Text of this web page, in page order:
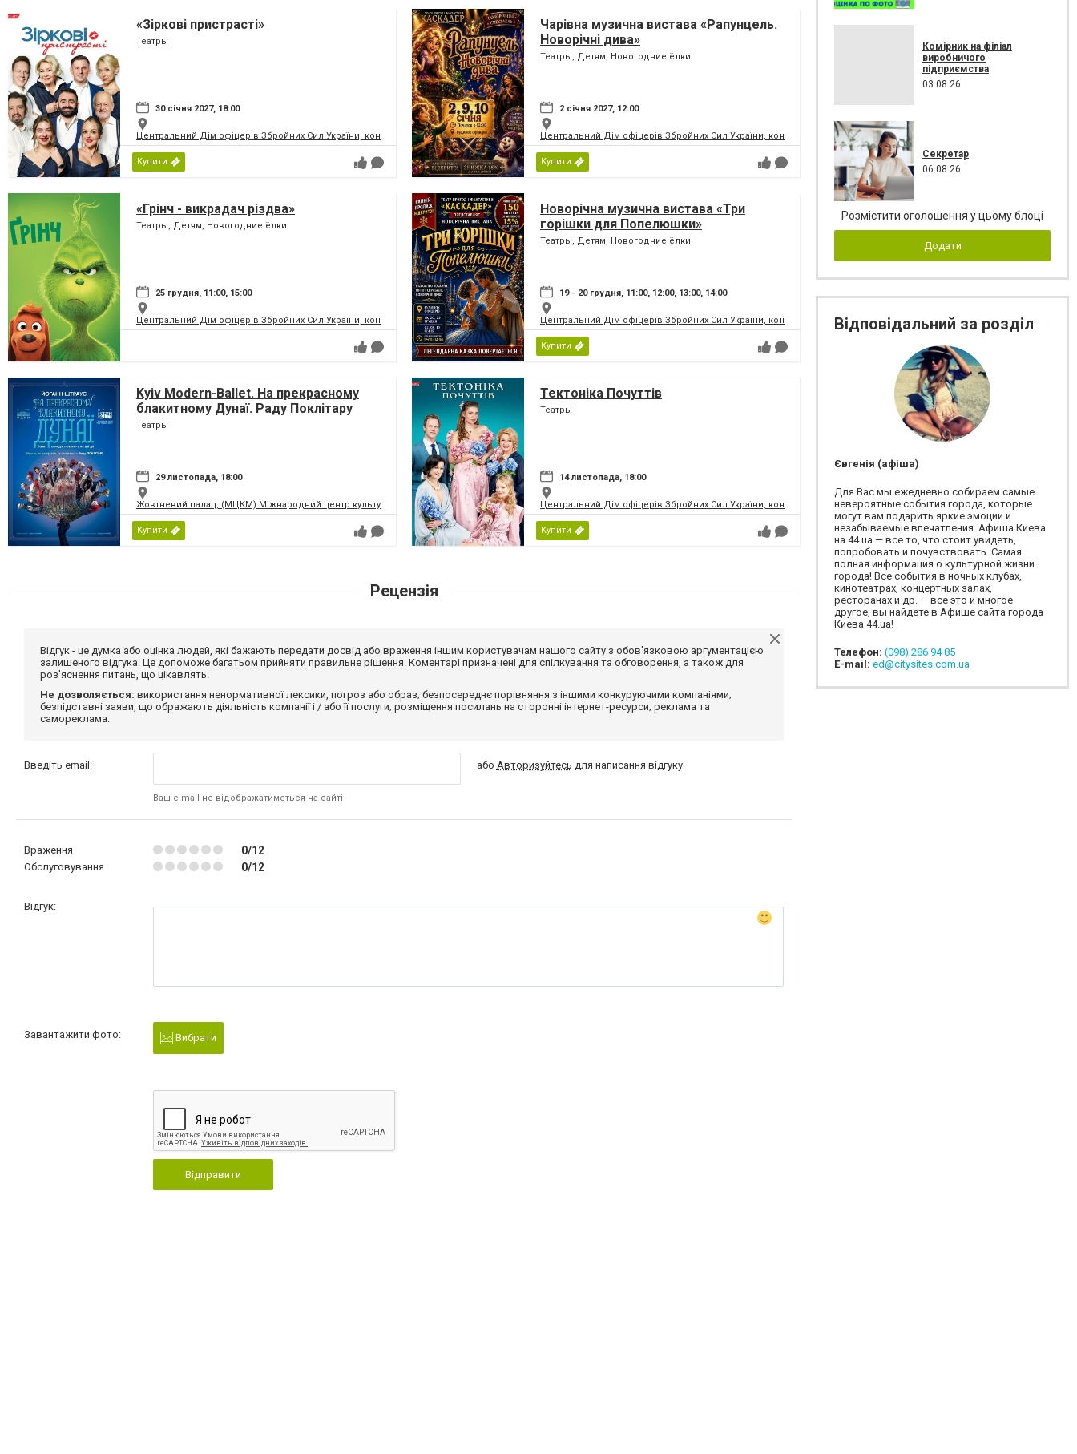
«Зіркові пристрасті»
Театры
30 січня 2027, 18:00
Центральний Дім офіцерів Збройних Сил України, концертний зал
Купити
Чарівна музична вистава «Рапунцель.
Новорічні дива»
Театры, Детям, Новогодние ёлки
2 січня 2027, 12:00
Центральний Дім офіцерів Збройних Сил України, концертний зал
Купити
«Грінч - викрадач різдва»
Театры, Детям, Новогодние ёлки
25 грудня, 11:00, 15:00
Центральний Дім офіцерів Збройних Сил України, концертний зал
Новорічна музична вистава «Три
горішки для Попелюшки»
Театры, Детям, Новогодние ёлки
19 - 20 грудня, 11:00, 12:00, 13:00, 14:00
Центральний Дім офіцерів Збройних Сил України, концертний зал
Купити
Kyiv Modern-Ballet. На прекрасному
блакитному Дунаї. Раду Поклітару
Театры
29 листопада, 18:00
Жовтневий палац, (МЦКМ) Міжнародний центр культури і мистецтв Федерації профспілок України
Купити
Тектоніка Почуттів
Театры
14 листопада, 18:00
Центральний Дім офіцерів Збройних Сил України, концертний зал
Купити
Рецензія
Відгук - це думка або оцінка людей, які бажають передати досвід або враження іншим користувачам нашого сайту з обов'язковою аргументацією
залишеного відгука. Це допоможе багатьом прийняти правильне рішення. Коментарі призначені для спілкування та обговорення, а також для
роз'яснення питань, що цікавлять.
Не дозволяється: використання ненормативної лексики, погроз або образ; безпосереднє порівняння з іншими конкуруючими компаніями;
безпідставні заяви, що ображають діяльність компанії і / або її послуги; розміщення посилань на сторонні інтернет-ресурси; реклама та
самореклама.
Введіть email:
Ваш e-mail не відображатиметься на сайті
або Авторизуйтесь для написання відгуку
Враження 0/12
Обслуговування 0/12
Відгук:
Завантажити фото: Вибрати
Відправити
Комірник на філіал
виробничого
підприємства
03.08.26
Секретар
06.08.26
Розмістити оголошення у цьому блоці
Додати
Відповідальний за розділ
Євгенія (афіша)
Для Вас мы ежедневно собираем самые
невероятные события города, которые
могут вам подарить яркие эмоции и
незабываемые впечатления. Афиша Киева
на 44.ua — все то, что стоит увидеть,
попробовать и почувствовать. Самая
полная информация о культурной жизни
города! Все события в ночных клубах,
кинотеатрах, концертных залах,
ресторанах и др. — все это и многое
другое, вы найдете в Афише сайта города
Киева 44.ua!
Телефон: (098) 286 94 85
E-mail: ed@citysites.com.ua